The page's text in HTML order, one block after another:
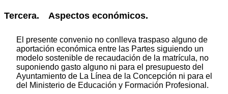
Tercera. Aspectos económicos.
El presente convenio no conlleva traspaso alguno de
aportación económica entre las Partes siguiendo un
modelo sostenible de recaudación de la matrícula, no
suponiendo gasto alguno ni para el presupuesto del
Ayuntamiento de La Línea de la Concepción ni para el
del Ministerio de Educación y Formación Profesional.